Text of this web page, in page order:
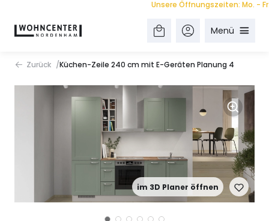
Unsere Öffnungszeiten: Mo. - Fr.
Menü
Zurück Küchen-Zeile 240 cm mit E-Geräten Planung 4
im 3D Planer öffnen